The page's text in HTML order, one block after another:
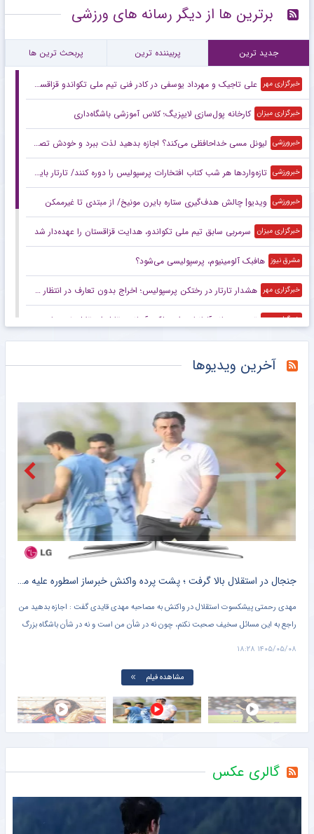
برترین ها از دیگر رسانه های ورزشی
جدید ترین پربیننده ترین پربحث ترین ها
خبرگزاری مهر علی تاجیک و مهرداد یوسفی در کادر فنی تیم ملی تکواندو قزاقستان
خبرگزاری میزان کارخانه پول‌سازی لایپزیگ؛ کلاس آموزشی باشگاه‌داری
خبرورزشی لیونل مسی خداحافظی می‌کند؟ اجازه بدهید لذت ببرد و خودش تصمیم بگیرد!
خبرورزشی تازه‌واردها هر شب کتاب افتخارات پرسپولیس را دوره کنند/ تارتار باید بداند هوادار فقط قهرمانی می‌خواهد
خبرورزشی ویدیو| چالش هدف‌گیری ستاره بایرن مونیخ/ از مبتدی تا غیرممکن
خبرگزاری میزان سرمربی سابق تیم ملی تکواندو، هدایت قزاقستان را عهده‌دار شد
مشرق نیوز هافبک آلومینیوم، پرسپولیسی می‌شود؟
خبرگزاری مهر هشدار تارتار در رختکن پرسپولیس؛ اخراج بدون تعارف در انتظار فرد خاطی
خبرگزاری مهر تمجید رسانه آلبانیایی از عملکرد آسانی مقابل استقلال خوزستان
خبرگزاری مهر بیرانوند را منصفانه قضاوت کنید/ وضعیت تیم ملی با گذشته تفاوت دارد
خبرگزاری مهر فوتسال زنان ایران آماده جهش یا در آستانه بحران؟
خبرانلاین اگر کریستیانو رونالدو رئال مادرید را ترک نمی‌کرد…
از عربستان به آمریکا؟ لوکیشن سوپرجام اسپانیا تغییر می‌کند
آخرین ویدیوها
جنجال در استقلال بالا گرفت ؛ پشت پرده واکنش خبرساز اسطوره علیه مهدی قایدی + کلیپ پربازدید
مهدی رحمتی پیشکسوت استقلال در واکنش به مصاحبه مهدی قایدی گفت : اجازه بدهید من
راجع به این مسائل سخیف صحبت نکنم، چون نه در شأن من است و نه در شأن باشگاه بزرگ
۱۴۰۵/۰۵/۰۸ ۱۸:۲۸
مشاهده فیلم
گالری عکس